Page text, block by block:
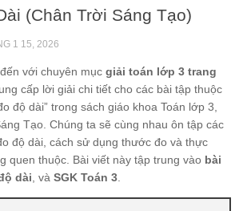
(Chân Trời Sáng Tạo)
1 15, 2026
với chuyên mục giải toán lớp 3 trang
cấp lời giải chi tiết cho các bài tập thuộc
độ dài” trong sách giáo khoa Toán lớp 3,
Tạo. Chúng ta sẽ cùng nhau ôn tập các
độ dài, cách sử dụng thước đo và thực
quen thuộc. Bài viết này tập trung vào bài
dài, và SGK Toán 3.